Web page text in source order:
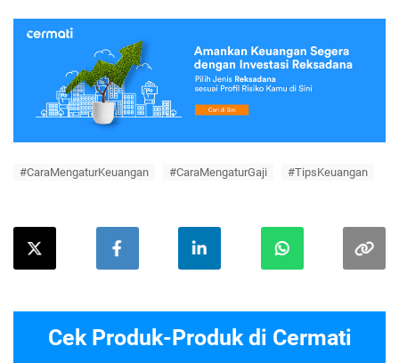
#CaraMengaturKeuangan #CaraMengaturGaji #TipsKeuangan
Cek Produk-Produk di Cermati